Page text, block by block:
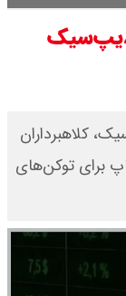
کلاهبرداران
برای توکن‌های